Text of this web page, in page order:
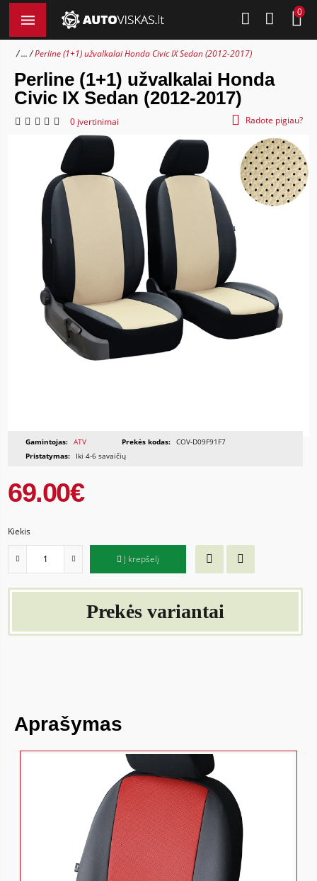
0
... Perline (1+1) užvalkalai Honda Civic IX Sedan (2012-2017)
Perline (1+1) užvalkalai Honda
Civic IX Sedan (2012-2017)
0 įvertinimai Radote pigiau?
Gamintojas: ATV Prekės kodas: COV-D09F91F7
Pristatymas:
Iki 4-6 savaičių
69.00€
Kiekis
Į krepšelį
Prekės variantai
Aprašymas